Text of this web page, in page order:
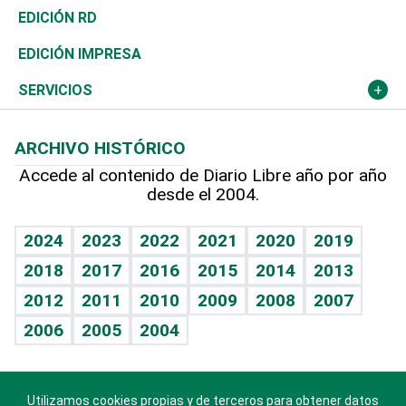
Ocenanía
Caribe
Resto del mundo
Telecom.
Global y variable
Economía personal
Sociales
Novedades
Podcast Arte Libre
Hablando con el pediatra
Vida y familia
Eñe
Celebrando la vida
Sin complejos
En pocas palabras
Tenis
Olimpismo
Más deportes
TBT Deportivo
El Espía
Noticiero Poteleche
Columnistas
Más firmas
Historia
Martes de tecnología
Cambio climático
Revista
Deportes
Opinión
Hecho en casa
Guía del dinero
EDICIÓN RD
EDICIÓN IMPRESA
SERVICIOS
Cumpleaños
Horóscopos
Crucigramas
ARCHIVO HISTÓRICO
Accede al contenido de Diario Libre año por año
desde el 2004.
2024 2023 2022 2021 2020
2019
2018
2017 2016 2015 2014
2013
2012
2011 2010 2009 2008
2007
2006
2005 2004
Utilizamos cookies propias y de terceros para obtener datos